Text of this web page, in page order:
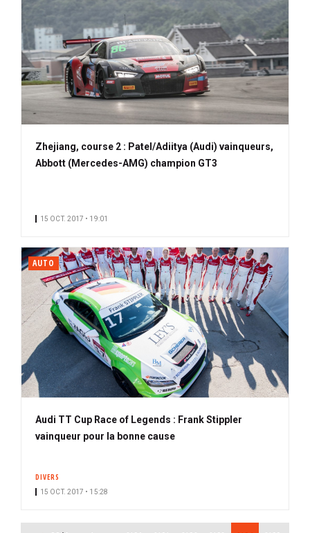
Zhejiang, course 2 : Patel/Adiitya (Audi) vainqueurs,
Abbott (Mercedes-AMG) champion GT3
15 OCT. 2017 • 19:01
AUTO
Audi TT Cup Race of Legends : Frank Stippler
vainqueur pour la bonne cause
DIVERS
15 OCT. 2017 • 15:28